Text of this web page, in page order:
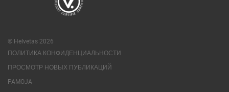
© Helvetas 2026
ПОЛИТИКА КОНФИДЕНЦИАЛЬНОСТИ
ПРОСМОТР НОВЫХ ПУБЛИКАЦИЙ
PAMOJA